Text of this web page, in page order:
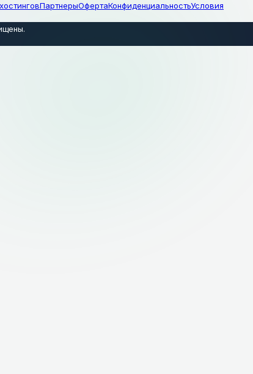
ПартнерыОфертаКонфиденциальностьУсловия
.